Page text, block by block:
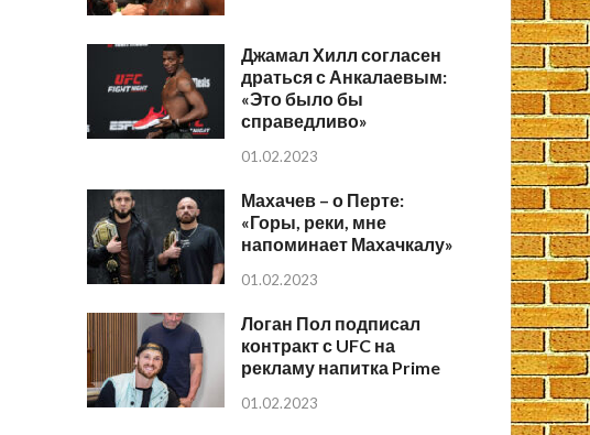
Джамал Хилл согласен
драться с Анкалаевым:
«Это было бы
справедливо»
01.02.2023
Махачев – о Перте:
«Горы, реки, мне
напоминает Махачкалу»
01.02.2023
Логан Пол подписал
контракт с UFC на
рекламу напитка Prime
01.02.2023